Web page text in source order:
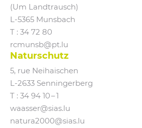
(Um Landtrausch)
L‑5365 Munsbach
T : 34 72 80
rcmunsb@​pt.​lu
Naturschutz
5, rue Neihaischen
L‑2633 Senningerberg
T : 34 94 10 – 1
waasser@​sias.​lu
natura2000@​sias.​lu